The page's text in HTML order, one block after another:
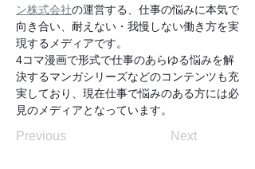
ン株式会社の運営する、仕事の悩みに本気で
向き合い、耐えない・我慢しない働き方を実
現するメディアです。
4コマ漫画で形式で仕事のあらゆる悩みを解
決するマンガシリーズなどのコンテンツも充
実しており、現在仕事で悩みのある方には必
見のメディアとなっています。
Previous Next